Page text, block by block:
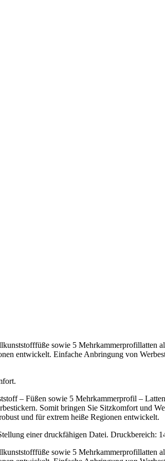
sowie 5 Mehrkammerprofillatten
entwickelt. Einfache Anbringung von
– Füßen sowie 5 Mehrkammerprofil –
Somit bringen Sie Sitzkomfort und
und für extrem heiße Regionen entwickelt.
einer druckfähigen Datei. Druckbereich:
sowie 5 Mehrkammerprofillatten